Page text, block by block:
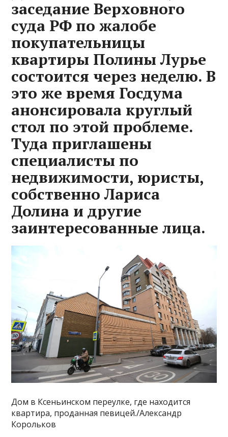
заседание Верховного
суда РФ по жалобе
покупательницы
квартиры Полины Лурье
состоится через неделю. В
это же время Госдума
анонсировала круглый
стол по этой проблеме.
Туда приглашены
специалисты по
недвижимости, юристы,
собственно Лариса
Долина и другие
заинтересованные лица.
Дом в Ксеньинском переулке, где находится
квартира, проданная певицей./Александр
Корольков